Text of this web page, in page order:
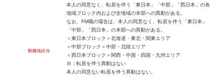
勤務地区分
本人の同意なく、転居を伴う「東日本」「中部」「西日本」の各
地域ブロック内および全地域の本部への異動がある。
なお、FM職の場合は、本人の同意なく、転居を伴う「東日本」
「中部」「西日本」の本部への異動がある。
＜東日本ブロック＞北海道・東北・関東エリア
＜中部ブロック＞中部・北陸エリア
＜西日本ブロック＞関西・中国・四国・九州エリア
Ⅲ：転居を伴う異動はない
本人の同意ない転居を伴う異動はない。